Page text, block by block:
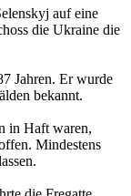
auf eine
die Ukraine die
Jahren. Er wurde
bekannt.
in Haft waren,
Mindestens